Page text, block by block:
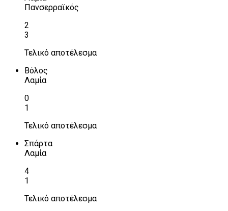
Πανσερραϊκός
2
3
Τελικό αποτέλεσμα
Βόλος
Λαμία
0
1
Τελικό αποτέλεσμα
Σπάρτα
Λαμία
4
1
Τελικό αποτέλεσμα